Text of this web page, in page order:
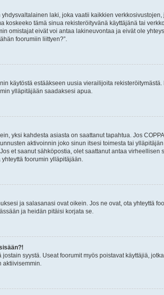
yhdysvaltalainen laki, joka vaatii kaikkien
koskeeko tämä sinua rekisteröityvänä käyttäjänä tai
omistajat eivät voi antaa lakineuvontaa ja eivät ole
foorumiin liittyen?”.
käytöstä estääkseen uusia vierailijoita
ylläpitäjään saadaksesi apua.
yksi kahdesta asiasta on saattanut tapahtua. Jos
aktivoinnin joko sinun itsesi toimesta tai
et saanut sähköpostia, olet saattanut antaa
foorumin ylläpitäjään.
ja salasanasi ovat oikein. Jos ne ovat, ota yhteyttä
ja heidän pitäisi korjata se.
syystä. Useat foorumit myös poistavat käyttäjiä,